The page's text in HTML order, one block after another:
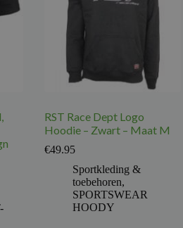
RST Race Dept Logo
Hoodie – Zwart – Maat M
€49.95
Sportkleding &
toebehoren,
SPORTSWEAR
HOODY